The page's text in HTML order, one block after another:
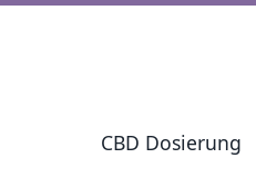
CBD Dosierung